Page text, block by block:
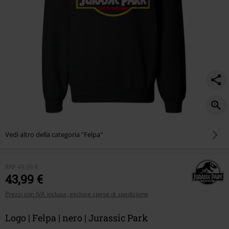
Vedi altro della categoria "Felpa"
RRP 49,99 €
43,99 €
Prezzi con IVA inclusa, escluse spese di spedizione
Logo | Felpa | nero | Jurassic Park